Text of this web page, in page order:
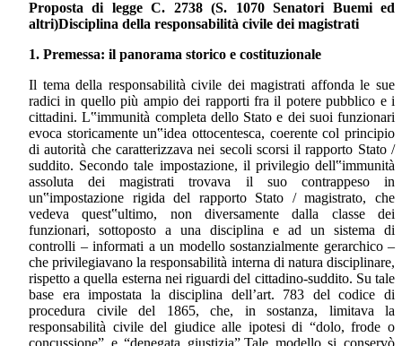
Proposta di legge C. 2738 (S. 1070 Senatori Buemi ed
altri)Disciplina della responsabilità civile dei magistrati
1. Premessa: il panorama storico e costituzionale
Il tema della responsabilità civile dei magistrati affonda le sue
radici in quello più ampio dei rapporti fra il potere pubblico e i
cittadini. L‟immunità completa dello Stato e dei suoi funzionari
evoca storicamente un‟idea ottocentesca, coerente col principio
di autorità che caratterizzava nei secoli scorsi il rapporto Stato /
suddito. Secondo tale impostazione, il privilegio dell‟immunità
assoluta dei magistrati trovava il suo contrappeso in
un‟impostazione rigida del rapporto Stato / magistrato, che
vedeva quest‟ultimo, non diversamente dalla classe dei
funzionari, sottoposto a una disciplina e ad un sistema di
controlli – informati a un modello sostanzialmente gerarchico –
che privilegiavano la responsabilità interna di natura disciplinare,
rispetto a quella esterna nei riguardi del cittadino-suddito. Su tale
base era impostata la disciplina dell’art. 783 del codice di
procedura civile del 1865, che, in sostanza, limitava la
responsabilità civile del giudice alle ipotesi di “dolo, frode o
concussione” e “denegata giustizia”.Tale modello si conservò